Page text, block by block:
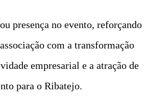
presença no evento, reforçando
com a transformação
empresarial e a atração de
para o Ribatejo.